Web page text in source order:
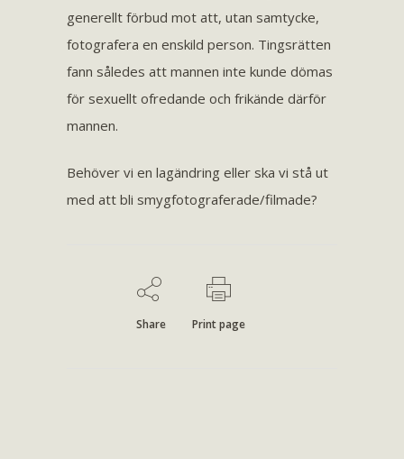
generellt förbud mot att, utan samtycke,
fotografera en enskild person. Tingsrätten
fann således att mannen inte kunde dömas
för sexuellt ofredande och frikände därför
mannen.
Behöver vi en lagändring eller ska vi stå ut
med att bli smygfotograferade/filmade?
Share Print page